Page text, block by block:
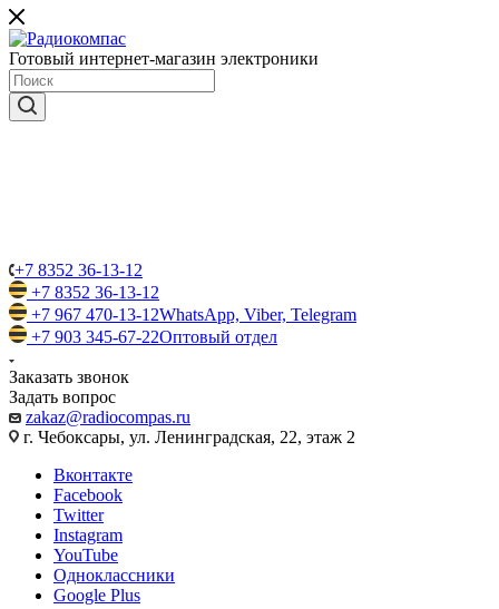
Готовый интернет-магазин электроники
+7 8352 36-13-12
+7 8352 36-13-12
+7 967 470-13-12WhatsApp, Viber, Telegram
+7 903 345-67-22Оптовый отдел
Заказать звонок
Задать вопрос
zakaz@radiocompas.ru
г. Чебоксары, ул. Ленинградская, 22, этаж 2
Вконтакте
Facebook
Twitter
Instagram
YouTube
Одноклассники
Google Plus